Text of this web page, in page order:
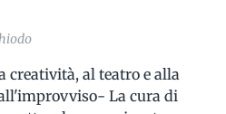
creatività, al teatro e alla
La cura di